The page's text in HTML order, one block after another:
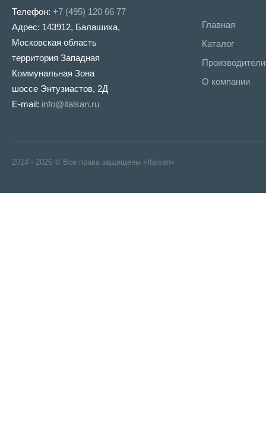
Телефон: +7 (495) 120 66 77
Адрес: 143912, Балашиха,
Московская область
территория Западная
Коммунальная Зона
шоссе Энтузиастов, 2Д
E-mail: info@italsan.ru
Главная
Каталог
Производители
О компании
2014 - 2026 © Все права защищены «Italsan»